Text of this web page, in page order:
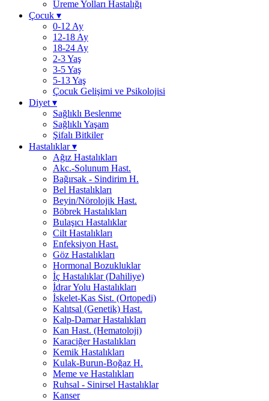
Üreme Yolları Hastalığı
Çocuk ▾
0-12 Ay
12-18 Ay
18-24 Ay
2-3 Yaş
3-5 Yaş
5-13 Yaş
Çocuk Gelişimi ve Psikolojisi
Diyet ▾
Sağlıklı Beslenme
Sağlıklı Yaşam
Şifalı Bitkiler
Hastalıklar▾
Ağız Hastalıkları
Akc.-Solunum Hast.
Bağırsak - Sindirim H.
Bel Hastalıkları
Beyin/Nörolojik Hast.
Böbrek Hastalıkları
Bulaşıcı Hastalıklar
Cilt Hastalıkları
Enfeksiyon Hast.
Göz Hastalıkları
Hormonal Bozukluklar
İç Hastalıklar (Dahiliye)
İdrar Yolu Hastalıkları
İskelet-Kas Sist. (Ortopedi)
Kalıtsal (Genetik) Hast.
Kalp-Damar Hastalıkları
Kan Hast. (Hematoloji)
Karaciğer Hastalıkları
Kemik Hastalıkları
Kulak-Burun-Boğaz H.
Meme ve Hastalıkları
Ruhsal - Sinirsel Hastalıklar
Kanser